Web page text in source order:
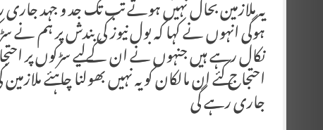
یہ ملازمین بحال نہیں ہوتے تب تک جد و جہد
ہوگی انہوں نے کہا کہ بول نیوز کی بندش پر ہم نے
نکال رہے ہیں جنہوں نے ان کےلیے سڑکوں پر
احتجاج کئے ان مالکان کو یہ نہیں بھولنا چاہئے
جاری رہے گی